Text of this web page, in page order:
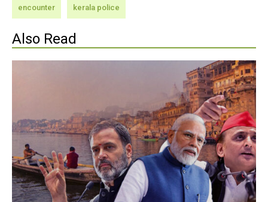
encounter kerala police
Also Read